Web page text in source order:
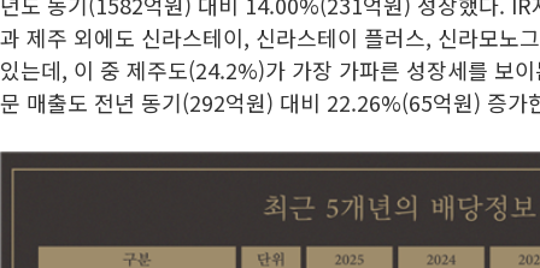
과 제주 외에도 신라스테이, 신라스테이 플러스, 신라모노
있는데, 이 중 제주도(24.2%)가 가장 가파른 성장세를 보
문 매출도 전년 동기(292억원) 대비 22.26%(65억원) 증가